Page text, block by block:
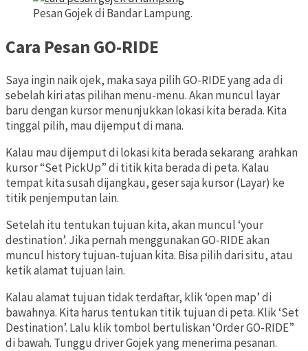
Pesan Gojek di Bandar Lampung.
Cara Pesan GO-RIDE
Saya ingin naik ojek, maka saya pilih GO-RIDE yang ada di
sebelah kiri atas pilihan menu-menu. Akan muncul layar
baru dengan kursor menunjukkan lokasi kita berada. Kita
tinggal pilih, mau dijemput di mana.
Kalau mau dijemput di lokasi kita berada sekarang arahkan
kursor “Set PickUp” di titik kita berada di peta. Kalau
tempat kita susah dijangkau, geser saja kursor (Layar) ke
titik penjemputan lain.
Setelah itu tentukan tujuan kita, akan muncul ‘your
destination’. Jika pernah menggunakan GO-RIDE akan
muncul history tujuan-tujuan kita. Bisa pilih dari situ, atau
ketik alamat tujuan lain.
Kalau alamat tujuan tidak terdaftar, klik ‘open map’ di
bawahnya. Kita harus tentukan titik tujuan di peta. Klik ‘Set
Destination’. Lalu klik tombol bertuliskan ‘Order GO-RIDE”
di bawah. Tunggu driver Gojek yang menerima pesanan.